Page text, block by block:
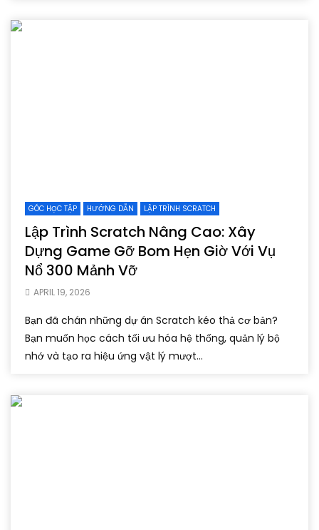
GÓC HỌC TẬP HƯỚNG DẪN LẬP TRÌNH SCRATCH
Lập Trình Scratch Nâng Cao: Xây
Dựng Game Gỡ Bom Hẹn Giờ Với Vụ
Nổ 300 Mảnh Vỡ
APRIL 19, 2026
Bạn đã chán những dự án Scratch kéo thả cơ bản?
Bạn muốn học cách tối ưu hóa hệ thống, quản lý bộ
nhớ và tạo ra hiệu ứng vật lý mượt...